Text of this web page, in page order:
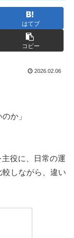
はてブ
コピー
2026.02.06
か」
役に、日常の運
しながら、違い